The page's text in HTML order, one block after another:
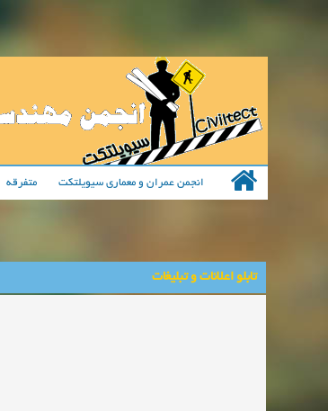
انجمن عمران و معماری سیویلتکت متفرقه
تابلو اعلانات و تبلیغات